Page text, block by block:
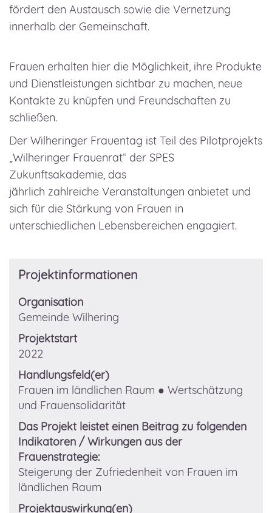
fördert den Austausch sowie die Vernetzung
innerhalb der Gemeinschaft.
Frauen erhalten hier die Möglichkeit, ihre Produkte
und Dienstleistungen sichtbar zu machen, neue
Kontakte zu knüpfen und Freundschaften zu
schließen.
Der Wilheringer Frauentag ist Teil des Pilotprojekts
„Wilheringer Frauenrat“ der SPES
Zukunftsakademie, das
jährlich zahlreiche Veranstaltungen anbietet und
sich für die Stärkung von Frauen in
unterschiedlichen Lebensbereichen engagiert.
Projektinformationen
Organisation
Gemeinde Wilhering
Projektstart
2022
Handlungsfeld(er)
Frauen im ländlichen Raum ● Wertschätzung
und Frauensolidarität
Das Projekt leistet einen Beitrag zu folgenden
Indikatoren / Wirkungen aus der
Frauenstrategie:
Steigerung der Zufriedenheit von Frauen im
ländlichen Raum
Projektauswirkung(en)